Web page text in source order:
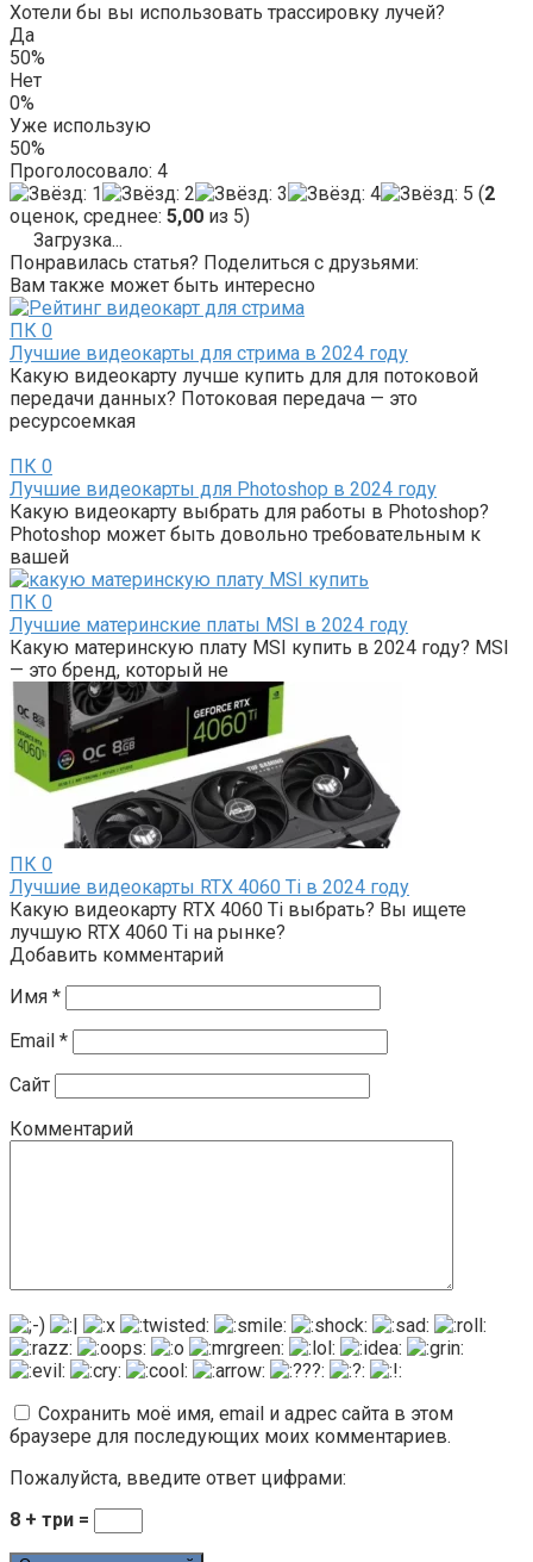
Хотели бы вы использовать трассировку лучей?
Да
50%
Нет
0%
Уже использую
50%
Проголосовало: 4
(2
оценок, среднее: 5,00 из 5)
Загрузка...
Понравилась статья? Поделиться с друзьями:
Вам также может быть интересно
ПК 0
Лучшие видеокарты для стрима в 2024 году
Какую видеокарту лучше купить для для потоковой
передачи данных? Потоковая передача — это
ресурсоемкая
ПК 0
Лучшие видеокарты для Photoshop в 2024 году
Какую видеокарту выбрать для работы в Photoshop?
Photoshop может быть довольно требовательным к
вашей
ПК 0
Лучшие материнские платы MSI в 2024 году
Какую материнскую плату MSI купить в 2024 году? MSI
— это бренд, который не
ПК 0
Лучшие видеокарты RTX 4060 Ti в 2024 году
Какую видеокарту RTX 4060 Ti выбрать? Вы ищете
лучшую RTX 4060 Ti на рынке?
Добавить комментарий
Имя *
Email *
Сайт
Комментарий
Сохранить моё имя, email и адрес сайта в этом
браузере для последующих моих комментариев.
Пожалуйста, введите ответ цифрами:
8 + три =